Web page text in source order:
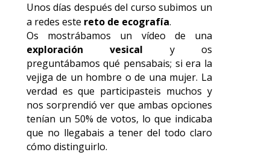
Unos días después del curso subimos un
a redes este reto de ecografía.
Os mostrábamos un vídeo de una
exploración vesical y os
preguntábamos qué pensabais; si era la
vejiga de un hombre o de una mujer. La
verdad es que participasteis muchos y
nos sorprendió ver que ambas opciones
tenían un 50% de votos, lo que indicaba
que no llegabais a tener del todo claro
cómo distinguirlo.